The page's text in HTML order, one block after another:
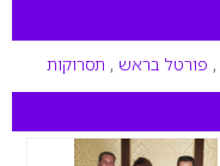
, פורטל בראש , תסרוקות